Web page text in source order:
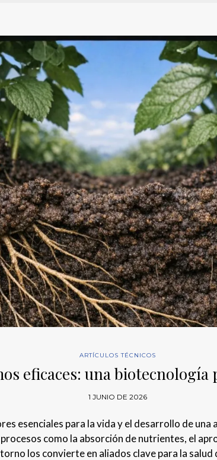
ARTÍCULOS TÉCNICOS
eficaces: una biotecnología
1 JUNIO DE 2026
esenciales para la vida y el desarrollo de
como la absorción de nutrientes, el
los convierte en aliados clave para la salud